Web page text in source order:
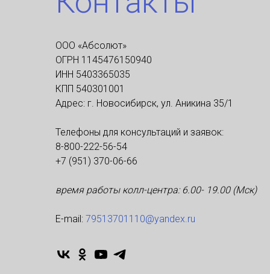
ООО «Абсолют»
ОГРН 1145476150940
ИНН 5403365035
КПП 540301001
Адрес: г. Новосибирск, ул. Аникина 35/1
Телефоны для консультаций и заявок:
8-800-222-56-54
+7 (951) 370-06-66
время работы колл-центра: 6.00- 19.00 (Мск)
Е-mаil: 79513701110@yandex.ru